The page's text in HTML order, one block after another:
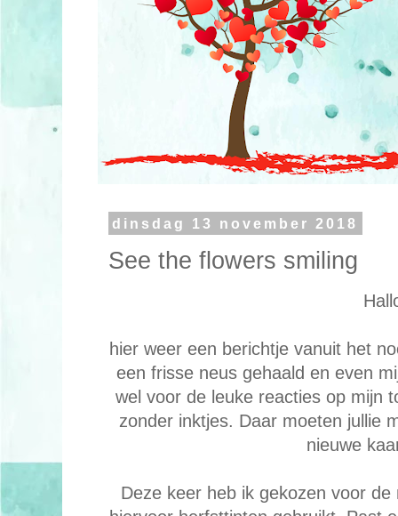
dinsdag 13 november 2018
See the flowers smiling
hier weer een berichtje vanuit het
een frisse neus gehaald en even
wel voor de leuke reacties op mijn
zonder inktjes. Daar moeten jullie
nieuwe
Deze keer heb ik gekozen voor